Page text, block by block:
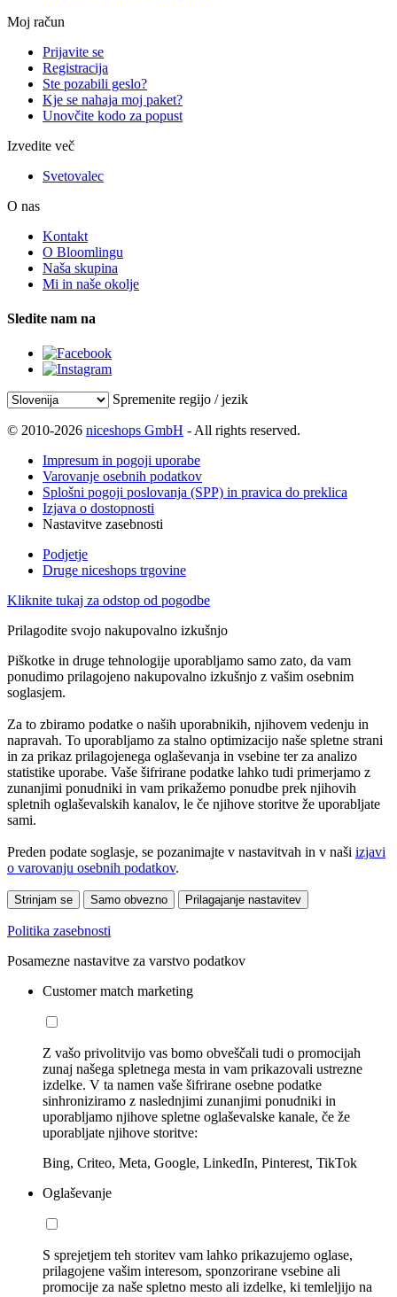
Moj račun
Prijavite se
Registracija
Ste pozabili geslo?
Kje se nahaja moj paket?
Unovčite kodo za popust
Izvedite več
Svetovalec
O nas
Kontakt
O Bloomlingu
Naša skupina
Mi in naše okolje
Sledite nam na
Spremenite regijo / jezik
© 2010-2026 niceshops GmbH - All rights reserved.
Impresum in pogoji uporabe
Varovanje osebnih podatkov
Splošni pogoji poslovanja (SPP) in pravica do preklica
Izjava o dostopnosti
Nastavitve zasebnosti
Podjetje
Druge niceshops trgovine
Kliknite tukaj za odstop od pogodbe
Prilagodite svojo nakupovalno izkušnjo
Piškotke in druge tehnologije uporabljamo samo zato, da vam
ponudimo prilagojeno nakupovalno izkušnjo z vašim osebnim
soglasjem.
Za to zbiramo podatke o naših uporabnikih, njihovem vedenju in
napravah. To uporabljamo za stalno optimizacijo naše spletne strani
in za prikaz prilagojenega oglaševanja in vsebine ter za analizo
statistike uporabe. Vaše šifrirane podatke lahko tudi primerjamo z
zunanjimi ponudniki in vam prikažemo ponudbe prek njihovih
spletnih oglaševalskih kanalov, le če njihove storitve že uporabljate
sami.
Preden podate soglasje, se pozanimajte v nastavitvah in v naši izjavi
o varovanju osebnih podatkov.
Strinjam se Samo obvezno Prilagajanje nastavitev
Politika zasebnosti
Posamezne nastavitve za varstvo podatkov
Customer match marketing
Z vašo privolitvijo vas bomo obveščali tudi o promocijah
zunaj našega spletnega mesta in vam prikazovali ustrezne
izdelke. V ta namen vaše šifrirane osebne podatke
sinhroniziramo z naslednjimi zunanjimi ponudniki in
uporabljamo njihove spletne oglaševalske kanale, če že
uporabljate njihove storitve:
Bing, Criteo, Meta, Google, LinkedIn, Pinterest, TikTok
Oglaševanje
S sprejetjem teh storitev vam lahko prikazujemo oglase,
prilagojene vašim interesom, sponzorirane vsebine ali
promocije za naše spletno mesto ali izdelke, ki temleljijo na